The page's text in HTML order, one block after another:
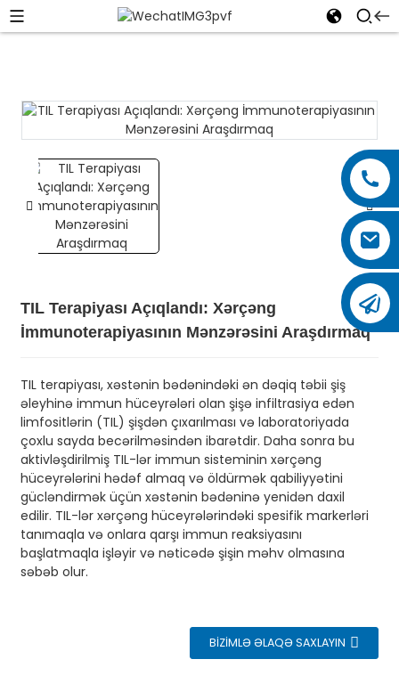
TIL Terapiyası Açıqlandı: Xərçəng
İmmunoterapiyasının Mənzərəsini Araşdırmaq
TIL terapiyası, xəstənin bədənindəki ən dəqiq təbii şiş
əleyhinə immun hüceyrələri olan şişə infiltrasiya edən
limfositlərin (TIL) şişdən çıxarılması və laboratoriyada
çoxlu sayda becərilməsindən ibarətdir. Daha sonra bu
aktivləşdirilmiş TIL-lər immun sisteminin xərçəng
hüceyrələrini hədəf almaq və öldürmək qabiliyyətini
gücləndirmək üçün xəstənin bədəninə yenidən daxil
edilir. TIL-lər xərçəng hüceyrələrindəki spesifik markerləri
tanımaqla və onlara qarşı immun reaksiyasını
başlatmaqla işləyir və nəticədə şişin məhv olmasına
səbəb olur.
BIZIMLƏ ƏLAQƏ SAXLAYIN